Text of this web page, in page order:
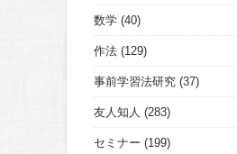
数学 (40)
作法 (129)
事前学習法研究 (37)
友人知人 (283)
セミナー (199)